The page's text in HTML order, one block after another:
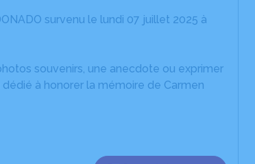
survenu le lundi 07 juillet 2025 à
souvenirs, une anecdote ou exprimer
à honorer la mémoire de Carmen